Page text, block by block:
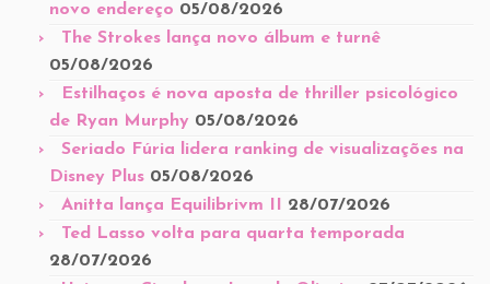
novo endereço 05/08/2026
The Strokes lança novo álbum e turnê
05/08/2026
Estilhaços é nova aposta de thriller psicológico
de Ryan Murphy 05/08/2026
Seriado Fúria lidera ranking de visualizações na
Disney Plus 05/08/2026
Anitta lança Equilibrivm II 28/07/2026
Ted Lasso volta para quarta temporada
28/07/2026